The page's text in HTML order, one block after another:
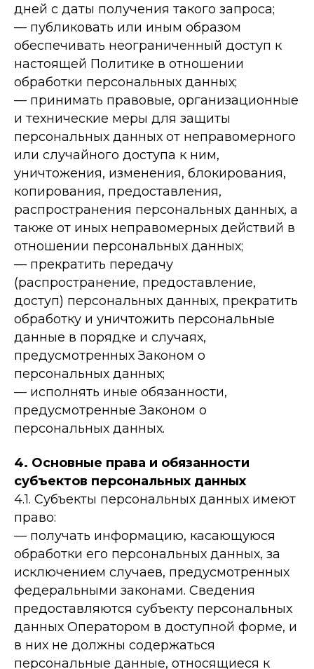
дней с даты получения такого запроса;
— публиковать или иным образом
обеспечивать неограниченный доступ к
настоящей Политике в отношении
обработки персональных данных;
— принимать правовые, организационные
и технические меры для защиты
персональных данных от неправомерного
или случайного доступа к ним,
уничтожения, изменения, блокирования,
копирования, предоставления,
распространения персональных данных, а
также от иных неправомерных действий в
отношении персональных данных;
— прекратить передачу
(распространение, предоставление,
доступ) персональных данных, прекратить
обработку и уничтожить персональные
данные в порядке и случаях,
предусмотренных Законом о
персональных данных;
— исполнять иные обязанности,
предусмотренные Законом о
персональных данных.
4. Основные права и обязанности
субъектов персональных данных
4.1. Субъекты персональных данных имеют
право:
— получать информацию, касающуюся
обработки его персональных данных, за
исключением случаев, предусмотренных
федеральными законами. Сведения
предоставляются субъекту персональных
данных Оператором в доступной форме, и
в них не должны содержаться
персональные данные, относящиеся к